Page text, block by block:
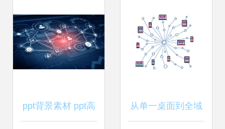
ppt背景素材 ppt高 从单一桌面到全域